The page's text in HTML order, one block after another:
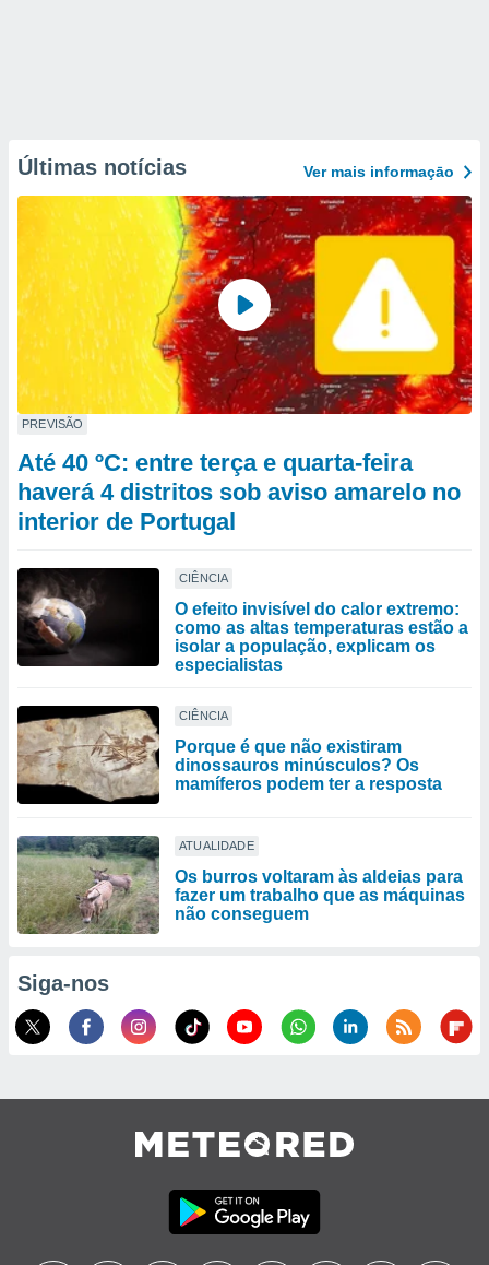
Últimas notícias Ver mais informaçāo
PREVISÃO
Até 40 ºC: entre terça e quarta-feira
haverá 4 distritos sob aviso amarelo no
interior de Portugal
CIÊNCIA
O efeito invisível do calor extremo:
como as altas temperaturas estão a
isolar a população, explicam os
especialistas
CIÊNCIA
Porque é que não existiram
dinossauros minúsculos? Os
mamíferos podem ter a resposta
ATUALIDADE
Os burros voltaram às aldeias para
fazer um trabalho que as máquinas
não conseguem
Siga-nos